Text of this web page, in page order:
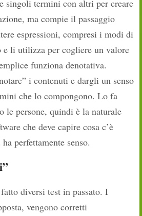
singoli termini con altri per creare
ma compie il passaggio
espressioni, compresi i modi di
e li utilizza per cogliere un valore
funziona denotativa.
i contenuti e dargli un senso
che lo compongono. Lo fa
le persone, quindi è la naturale
che deve capire cosa c’è
perfettamente senso.
diversi test in passato. I
vengono corretti